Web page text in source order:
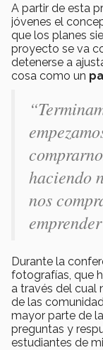
A partir de esta
jóvenes el
que los planes
proyecto se va
detenerse a
cosa como un
haciendo
nos
Durante la
fotografías, que
a través del cual
de las
mayor parte de
preguntas y
estudiantes de